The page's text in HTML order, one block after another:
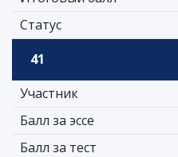
Статус
41
Участник
Балл за эссе
Балл за тест